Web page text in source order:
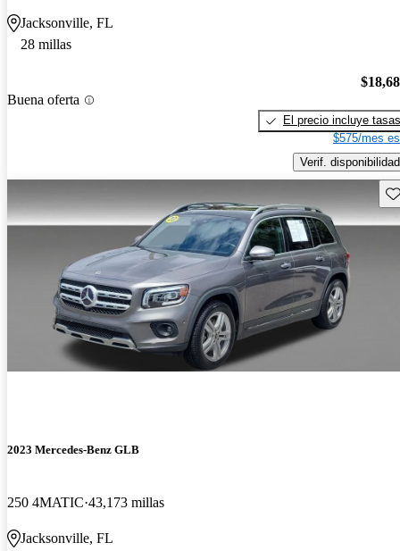
Jacksonville, FL
28 millas
Buena oferta
El precio incluye tasas
$575/mes
Verif. disponibilidad
2023 Mercedes-Benz GLB
250 4MATIC 43,173 millas
Jacksonville, FL